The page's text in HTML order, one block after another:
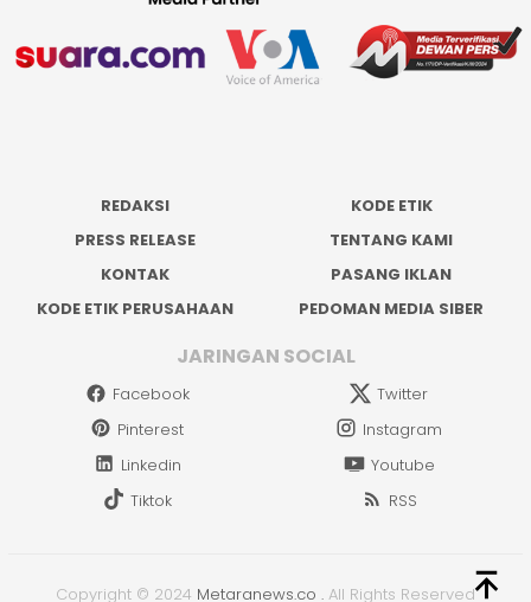
REDAKSI
KODE ETIK
PRESS RELEASE
TENTANG KAMI
KONTAK
PASANG IKLAN
KODE ETIK PERUSAHAAN
PEDOMAN MEDIA SIBER
JARINGAN SOCIAL
Facebook
Twitter
Pinterest
Instagram
Linkedin
Youtube
Tiktok
RSS
Copyright © 2024 Metaranews.co . All Rights Reserved